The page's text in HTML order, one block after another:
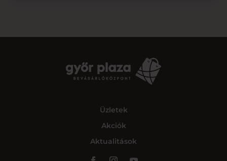
Üzletek
Akciók
Aktualitások